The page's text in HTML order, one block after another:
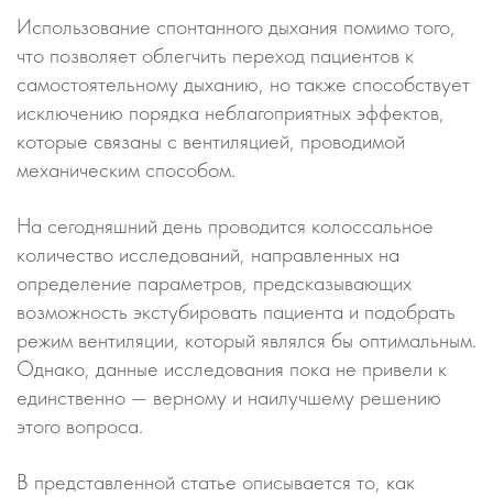
Использование спонтанного дыхания помимо того,
что позволяет облегчить переход пациентов к
самостоятельному дыханию, но также способствует
исключению порядка неблагоприятных эффектов,
которые связаны с вентиляцией, проводимой
механическим способом.
На сегодняшний день проводится колоссальное
количество исследований, направленных на
определение параметров, предсказывающих
возможность экстубировать пациента и подобрать
режим вентиляции, который являлся бы оптимальным.
Однако, данные исследования пока не привели к
единственно — верному и наилучшему решению
этого вопроса.
В представленной статье описывается то, как